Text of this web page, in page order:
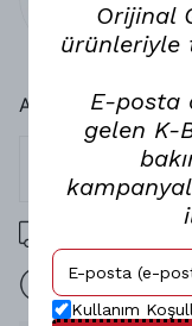
Aynı Gün Kargo
1000 TL üzeri
15 gün içinde
Orijinal
ürünleriyle
E-posta
gelen K-
Kullanım